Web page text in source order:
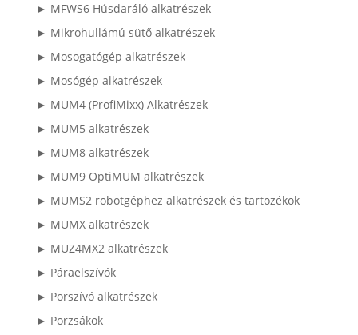
► MFWS6 Húsdaráló alkatrészek
► Mikrohullámú sütő alkatrészek
► Mosogatógép alkatrészek
► Mosógép alkatrészek
► MUM4 (ProfiMixx) Alkatrészek
► MUM5 alkatrészek
► MUM8 alkatrészek
► MUM9 OptiMUM alkatrészek
► MUMS2 robotgéphez alkatrészek és tartozékok
► MUMX alkatrészek
► MUZ4MX2 alkatrészek
► Páraelszívók
► Porszívó alkatrészek
► Porzsákok